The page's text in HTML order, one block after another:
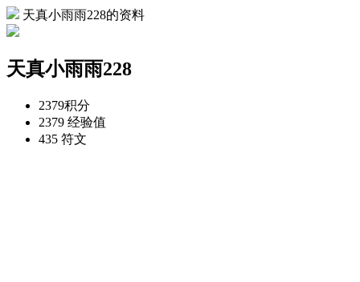
天真小雨雨228的资料
天真小雨雨228
2379积分
2379 经验值
435 符文